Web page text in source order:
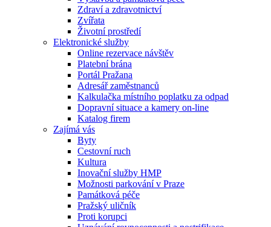
Zdraví a zdravotnictví
Zvířata
Životní prostředí
Elektronické služby
Online rezervace návštěv
Platební brána
Portál Pražana
Adresář zaměstnanců
Kalkulačka místního poplatku za odpad
Dopravní situace a kamery on-line
Katalog firem
Zajímá vás
Byty
Cestovní ruch
Kultura
Inovační služby HMP
Možnosti parkování v Praze
Památková péče
Pražský uličník
Proti korupci